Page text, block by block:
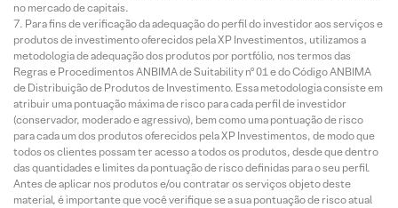
no mercado de capitais.
Para fins de verificação da adequação do perfil do investidor aos serviços e
produtos de investimento oferecidos pela XP Investimentos, utilizamos a
metodologia de adequação dos produtos por portfólio, nos termos das
Regras e Procedimentos ANBIMA de Suitability nº 01 e do Código ANBIMA
de Distribuição de Produtos de Investimento. Essa metodologia consiste em
atribuir uma pontuação máxima de risco para cada perfil de investidor
(conservador, moderado e agressivo), bem como uma pontuação de risco
para cada um dos produtos oferecidos pela XP Investimentos, de modo que
todos os clientes possam ter acesso a todos os produtos, desde que dentro
das quantidades e limites da pontuação de risco definidas para o seu perfil.
Antes de aplicar nos produtos e/ou contratar os serviços objeto deste
material, é importante que você verifique se a sua pontuação de risco atual